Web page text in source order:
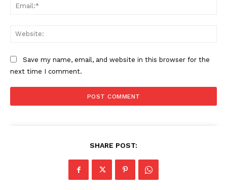
Save my name, email, and website in this browser for the
next time I comment.
SHARE POST: